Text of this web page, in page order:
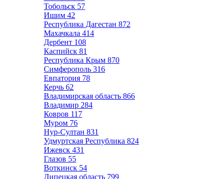
Тобольск 57
Ишим 42
Республика Дагестан 872
Махачкала 414
Дербент 108
Каспийск 81
Республика Крым 870
Симферополь 316
Евпатория 78
Керчь 62
Владимирская область 866
Владимир 284
Ковров 117
Муром 76
Нур-Султан 831
Удмуртская Республика 824
Ижевск 431
Глазов 55
Воткинск 54
Липецкая область 799